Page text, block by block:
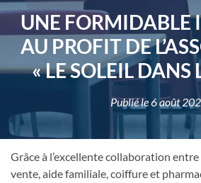
UNE FORMIDABLE
AU PROFIT DE
« LE SOLEIL DANS
Publié le6 août
Grâce à l’excellente collaboration
vente, aide familiale, coiffure et